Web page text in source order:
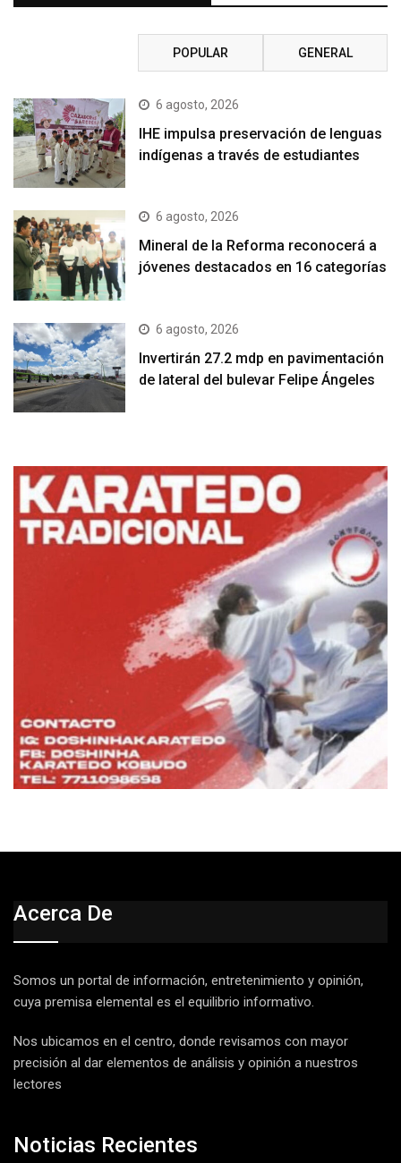
POPULAR GENERAL
6 agosto, 2026
IHE impulsa preservación de lenguas
indígenas a través de estudiantes
6 agosto, 2026
Mineral de la Reforma reconocerá a
jóvenes destacados en 16 categorías
6 agosto, 2026
Invertirán 27.2 mdp en pavimentación
de lateral del bulevar Felipe Ángeles
Acerca De
Somos un portal de información, entretenimiento y opinión,
cuya premisa elemental es el equilibrio informativo.
Nos ubicamos en el centro, donde revisamos con mayor
precisión al dar elementos de análisis y opinión a nuestros
lectores
Noticias Recientes